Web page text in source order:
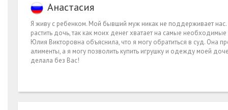
Анастасия
Я живу с ребенком. Мой бывший муж никак не поддерживает
растить дочь, так как моих денег хватает на самые
Юлия Викторовна объяснила, что я могу обратиться в суд. Она
алименты, а я могу позволить купить игрушку и одежду моей
делала без Вас!